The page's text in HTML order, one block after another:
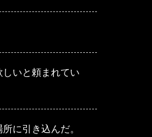
いと頼まれてい
に引き込んだ。